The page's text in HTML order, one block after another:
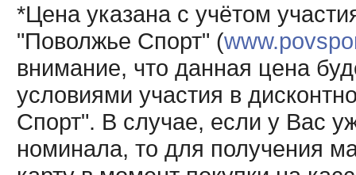
*Цена указана с учётом
"Поволжье Спорт" (
внимание, что данная цена
условиями участия в
Спорт". В случае, если у Вас
номинала, то для получения